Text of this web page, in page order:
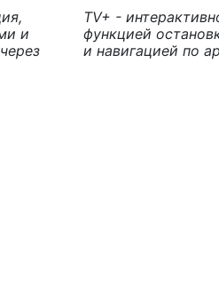
и
TV+ -
функцией
и навигацией по